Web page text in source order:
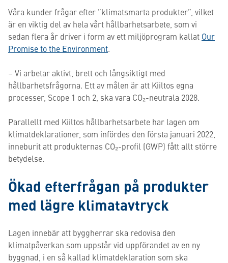
Våra kunder frågar efter ”klimatsmarta produkter”, vilket
är en viktig del av hela vårt hållbarhetsarbete, som vi
sedan flera år driver i form av ett miljöprogram kallat Our
Promise to the Environment.
– Vi arbetar aktivt, brett och långsiktigt med
hållbarhetsfrågorna. Ett av målen är att Kiiltos egna
processer, Scope 1 och 2, ska vara CO₂-neutrala 2028.
Parallellt med Kiiltos hållbarhetsarbete har lagen om
klimatdeklarationer, som infördes den första januari 2022,
inneburit att produkternas CO₂-profil (GWP) fått allt större
betydelse.
Ökad efterfrågan på produkter
med lägre klimatavtryck
Lagen innebär att byggherrar ska redovisa den
klimatpåverkan som uppstår vid uppförandet av en ny
byggnad, i en så kallad klimatdeklaration som ska